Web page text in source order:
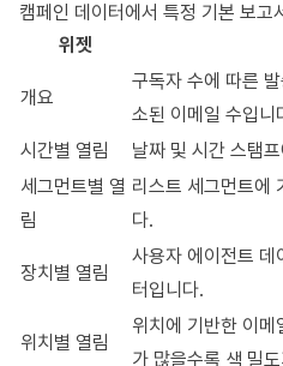
캠페인 데이터에서 특정 기본 보고
위젯
개요
구독자 수에 따른
소된 이메일 수입니
시간별 열림
날짜 및 시간 스탬
세그먼트별 열
림
리스트 세그먼트에
다.
장치별 열림
사용자 에이전트 데
터입니다.
위치별 열림
위치에 기반한 이
가 많을수록 색 밀